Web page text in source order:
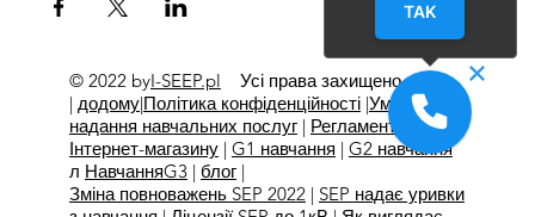
© 2022 byI-SEEP.pl
Усі права захищено
| додому|Політика конфіденційності|Умови
надання навчальних послуг| Регламент
Інтернет-магазину | G1 навчання | G2 навчання
л НавчанняG3 | блог|
Зміна повноважень SEP 2022 | SEP надає уривки
TAK